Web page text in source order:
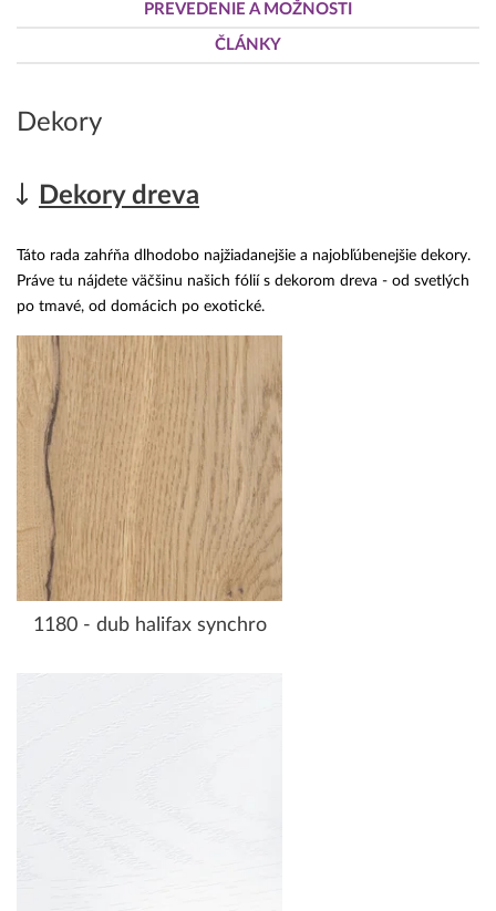
PREVEDENIE A MOŽNOSTI
ČLÁNKY
Dekory
Dekory dreva
Táto rada zahŕňa dlhodobo najžiadanejšie a najobľúbenejšie dekory.
Práve tu nájdete väčšinu našich fólií s dekorom dreva - od svetlých
po tmavé, od domácich po exotické.
1180 - dub halifax synchro